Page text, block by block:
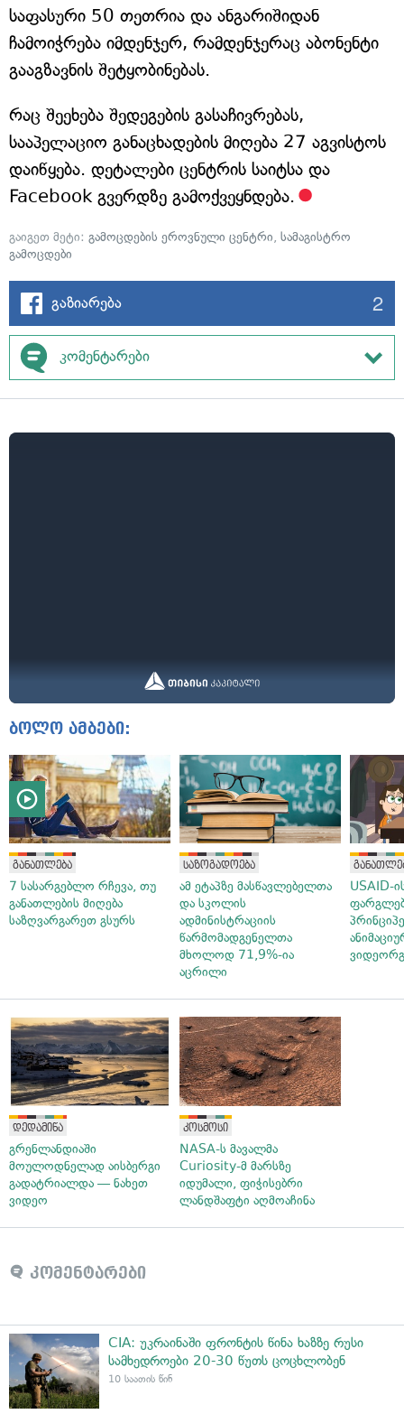
საფასური 50 თეთრია და ანგარიშიდან
ჩამოიჭრება იმდენჯერ, რამდენჯერაც აბონენტი
გააგზავნის შეტყობინებას.
რაც შეეხება შედეგების გასაჩივრებას,
სააპელაციო განაცხადების მიღება 27 აგვისტოს
დაიწყება. დეტალები ცენტრის საიტსა და
Facebook გვერდზე გამოქვეყნდება.
გაიგეთ მეტი: გამოცდების ეროვნული ცენტრი, სამაგისტრო
გამოცდები
გაზიარება 2
კომენტარები
ბოლო ამბები:
განათლება
7 სასარგებლო რჩევა, თუ
განათლების მიღება
საზღვარგარეთ გსურს
საზოგადოება
ამ ეტაპზე მასწავლებელთა
და სკოლის
ადმინისტრაციის
წარმომადგენელთა
მხოლოდ 71,9%-ია
აცრილი
USAID-
დედამიწა
გრენლანდიაში
მოულოდნელად აისბერგი
გადატრიალდა — ნახეთ
ვიდეო
კოსმოსი
NASA-ს მავალმა
Curiosity-მ მარსზე
იდუმალი, ფიჭისებრი
ლანდშაფტი აღმოაჩინა
კომენტარები
CIA: უკრაინაში ფრონტის წინა ხაზზე რუსი
სამხედროები 20-30 წუთს ცოცხლობენ
10 საათის წინ